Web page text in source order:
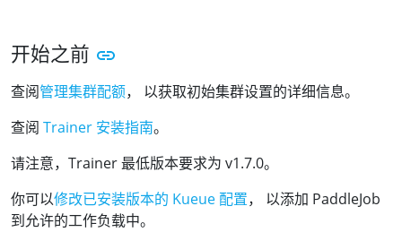
开始之前
查阅管理集群配额， 以获取初始集群设置的详细信息。
查阅 Trainer 安装指南。
请注意，Trainer 最低版本要求为 v1.7.0。
你可以修改已安装版本的 Kueue 配置， 以添加 PaddleJob
到允许的工作负载中。